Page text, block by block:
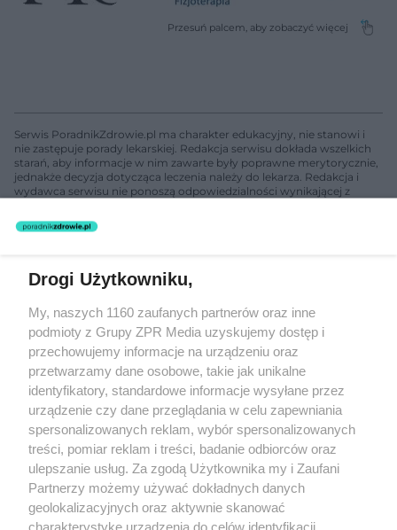
Serwis PoradnikZdrowie.pl ma charakter edukacyjny, nie stanowi i
nie zastępuje porady lekarskiej. Redakcja serwisu dokłada wszelkich
starań, aby informacje w nim zawarte były poprawne merytorycznie,
jednakże decyzja dotycząca leczenia należy do lekarza. Redakcja i
wydawca serwisu nie ponoszą odpowiedzialności wynikającej z
nie prowadzi działalności leczniczej polegającej na udzielaniu
świadczeń zdrowotnych w rozumieniu art. 3 ust 1 ustawy o
Żaden utwór zamieszczony w serwisie nie może być powielany i
rozpowszechniany lub dalej rozpowszechniany w jakikolwiek sposób
(w tym także elektroniczny lub mechaniczny) na jakimkolwiek polu
eksploatacji w jakiejkolwiek formie, włącznie z umieszczaniem w
Internecie bez pisemnej zgody właściciela praw. Jakiekolwiek użycie
lub wykorzystanie utworów w całości lub w części z naruszeniem
prawa, tzn. bez właściwej zgody, jest zabronione pod groźbą kary i
może być ścigane prawnie.
Drogi Użytkowniku,
My, naszych 1160 zaufanych partnerów oraz inne
podmioty z Grupy ZPR Media uzyskujemy dostęp i
przechowujemy informacje na urządzeniu oraz
przetwarzamy dane osobowe, takie jak unikalne
identyfikatory, standardowe informacje wysyłane przez
urządzenie czy dane przeglądania w celu zapewniania
spersonalizowanych reklam, wybór spersonalizowanych
treści, pomiar reklam i treści, badanie odbiorców oraz
ulepszanie usług. Za zgodą Użytkownika my i Zaufani
Partnerzy możemy używać dokładnych danych
geolokalizacyjnych oraz aktywnie skanować
charakterystykę urządzenia do celów identyfikacji.